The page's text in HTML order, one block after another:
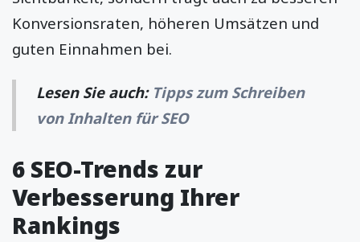
Konversionsraten, höheren Umsätzen und
guten Einnahmen bei.
Lesen Sie auch: Tipps zum Schreiben
von Inhalten für SEO
6 SEO-Trends zur
Verbesserung Ihrer
Rankings